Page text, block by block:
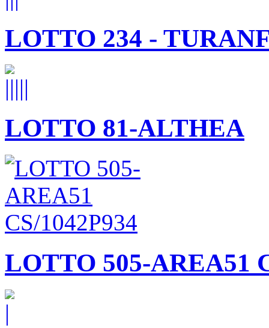
LOTTO 234 -
LOTTO 81-ALTHEA
LOTTO 505-AREA51